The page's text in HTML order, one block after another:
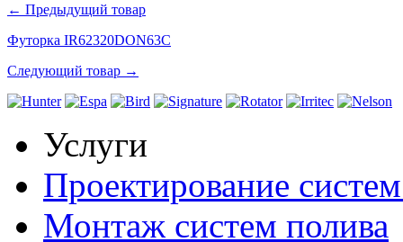
← Предыдущий товар
Футорка IR62320DON63C
Следующий товар →
Услуги
Проектирование
Монтаж систем полива